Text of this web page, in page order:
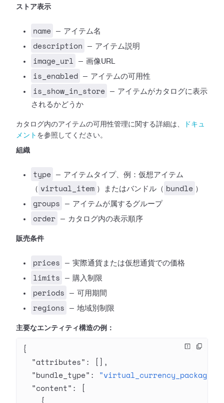
ストア表示
name — アイテム名
description — アイテム説明
image_url — 画像URL
is_enabled — アイテムの可用性
is_show_in_store
— アイテムがカタログに表示
されるかどうか
カタログ内のアイテムの可用性管理に関する詳細は、
ドキュ
メント を参照してください。
組織
type
— アイテムタイプ、例：仮想アイテム
（ virtual_item ）またはバンドル（ bundle ）
groups — アイテムが属するグループ
order — カタログ内の表示順序
販売条件
prices — 実際通貨または仮想通貨での価格
limits — 購入制限
periods — 可用期間
regions — 地域別制限
主要なエンティティ構造の例：
{
  "attributes"
: [],
  "bundle_type"
: "virtual_currency_package"
  "content"
: [